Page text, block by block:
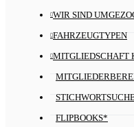
WIR SIND
FAHRZEUGTYPEN
MITGLIEDSCHAFT
FLIPBOOKS*